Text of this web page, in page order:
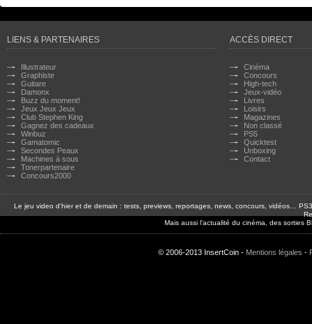
LIENS & PARTENAIRES
Illustrateur
Graphiste
Guitare
Damonx
Buzz du moment!
Jeux Jeux Jeux
Club Stephen King
Gagnez des cadeaux
Winbuz
Gamatomic
Secondes Peaux
Machines à sous
Tonerpartenaire
Concours2000
ACCÈS DIRECT
Cinéma
Concours
High-tech
Jeux-vidéo
Livres
Loisirs
Magazines
Non classé
PS5
Quicktest
Unboxing
Contact
Le jeu video d'hier et de demain : tests, previews, reportages, news, concours, vidéos…
Mais aussi l'actualité du cinéma, des sorties
© 2006-2013 InsertCoin - Mentions légales -